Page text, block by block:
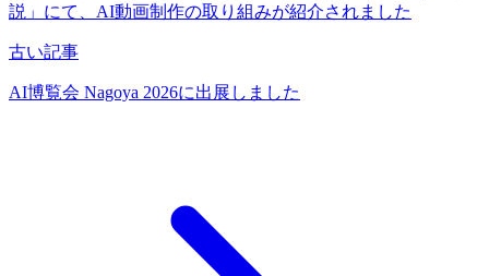
説」にて、AI動画制作の取り組みが紹介されました
古い記事
AI博覧会 Nagoya 2026に出展しました